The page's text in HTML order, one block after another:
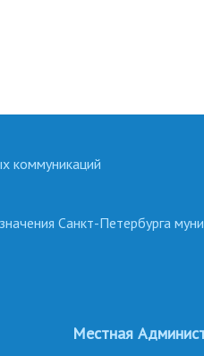
коммуникаций
Санкт-Петербурга
Местная